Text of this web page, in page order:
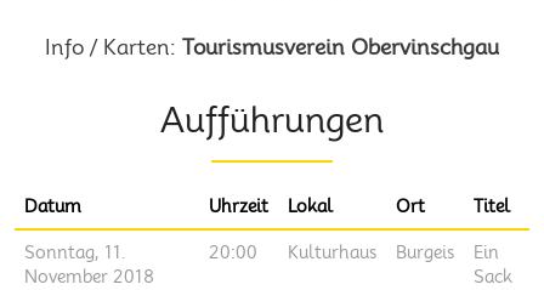
Info / Karten: Tourismusverein Obervinschgau
Aufführungen
Datum Uhrzeit Lokal Ort Titel
Sonntag, 11.
November 2018
20:00 Kulturhaus Burgeis
Ein
Sack